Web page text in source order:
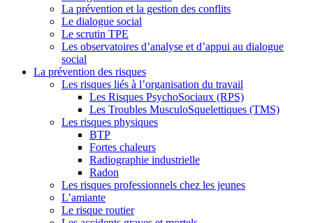
La prévention et la gestion des conflits
Le dialogue social
Le scrutin TPE
Les observatoires d’analyse et d’appui au dialogue
social
La prévention des risques
Les risques liés à l’organisation du travail
Les Risques PsychoSociaux (RPS)
Les Troubles MusculoSquelettiques (TMS)
Les risques physiques
BTP
Fortes chaleurs
Radiographie industrielle
Radon
Les risques professionnels chez les jeunes
L’amiante
Le risque routier